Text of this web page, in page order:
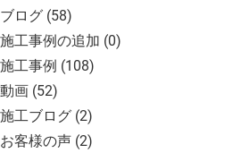
ブログ (58)
施工事例の追加 (0)
施工事例 (108)
動画 (52)
施工ブログ (2)
お客様の声 (2)